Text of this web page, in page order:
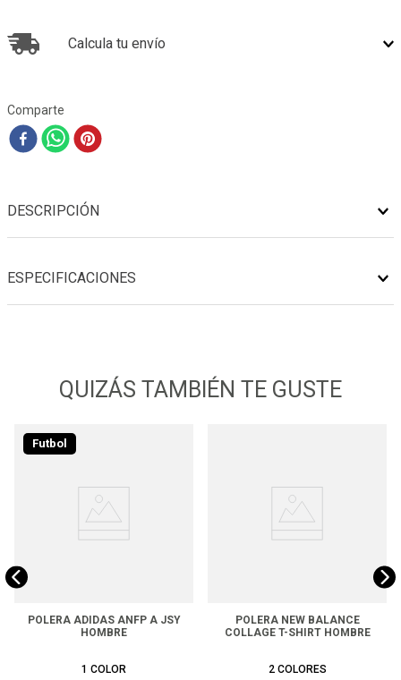
Calcula tu envío
Comparte
DESCRIPCIÓN
ESPECIFICACIONES
QUIZÁS TAMBIÉN TE GUSTE
Futbol
POLERA ADIDAS ANFP A JSY
HOMBRE
1 COLOR
POLERA NEW BALANCE
COLLAGE T-SHIRT HOMBRE
2 COLORES